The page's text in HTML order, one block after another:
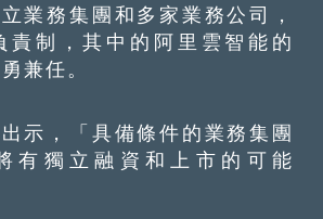
業務集團和多家業務公司，
責制，其中的阿里雲智能的
兼任。
，「具備條件的業務集團
有獨立融資和上市的可能